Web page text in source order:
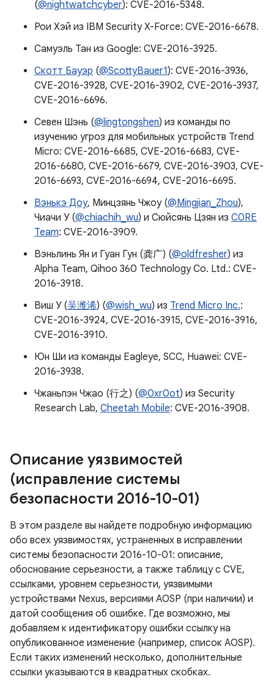
(@nightwatchcyber): CVE-2016-5348.
Рои Хэй из IBM Security X-Force: CVE-2016-6678.
Самуэль Тан из Google: CVE-2016-3925.
Скотт Бауэр (@ScottyBauer1): CVE-2016-3936,
CVE-2016-3928, CVE-2016-3902, CVE-2016-3937,
CVE-2016-6696.
Севен Шэнь (@lingtongshen) из команды по
изучению угроз для мобильных устройств Trend
Micro: CVE-2016-6685, CVE-2016-6683, CVE-
2016-6680, CVE-2016-6679, CVE-2016-3903, CVE-
2016-6693, CVE-2016-6694, CVE-2016-6695.
Вэнькэ Доу, Минцзянь Чжоу (@Mingjian_Zhou),
Чиачи У (@chiachih_wu) и Сюйсянь Цзян из C0RE
Team: CVE-2016-3909.
Вэньлинь Ян и Гуан Гун (龚广) (@oldfresher) из
Alpha Team, Qihoo 360 Technology Co. Ltd.: CVE-
2016-3918.
Виш У (吴潍浠) (@wish_wu) из Trend Micro Inc.:
CVE-2016-3924, CVE-2016-3915, CVE-2016-3916,
CVE-2016-3910.
Юн Ши из команды Eagleye, SCC, Huawei: CVE-
2016-3938.
Чжаньпэн Чжао (行之) (@0xr0ot) из Security
Research Lab, Cheetah Mobile: CVE-2016-3908.
Описание уязвимостей
(исправление системы
безопасности 2016-10-01)
В этом разделе вы найдете подробную информацию
обо всех уязвимостях, устраненных в исправлении
системы безопасности 2016-10-01: описание,
обоснование серьезности, а также таблицу с CVE,
ссылками, уровнем серьезности, уязвимыми
устройствами Nexus, версиями AOSP (при наличии) и
датой сообщения об ошибке. Где возможно, мы
добавляем к идентификатору ошибки ссылку на
опубликованное изменение (например, список AOSP).
Если таких изменений несколько, дополнительные
ссылки указываются в квадратных скобках.